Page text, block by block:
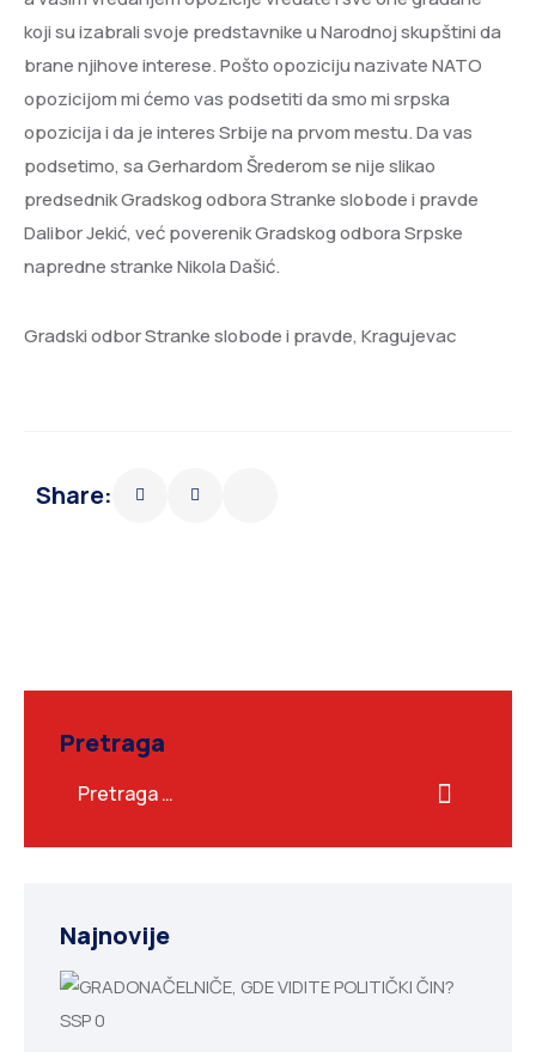
koji su izabrali svoje predstavnike u Narodnoj skupštini da
brane njihove interese. Pošto opoziciju nazivate NATO
opozicijom mi ćemo vas podsetiti da smo mi srpska
opozicija i da je interes Srbije na prvom mestu. Da vas
podsetimo, sa Gerhardom Šrederom se nije slikao
predsednik Gradskog odbora Stranke slobode i pravde
Dalibor Jekić, već poverenik Gradskog odbora Srpske
napredne stranke Nikola Dašić.
Gradski odbor Stranke slobode i pravde, Kragujevac
Share:
Pretraga
Najnovije
SSP0